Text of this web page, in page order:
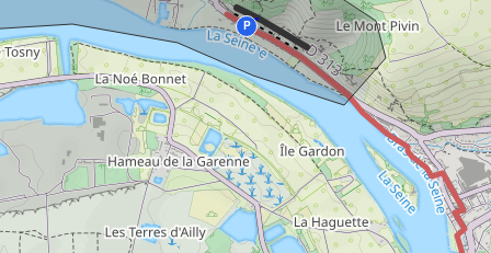
- - - - - - - -
P